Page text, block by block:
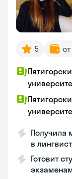
5
Получила
в
Готовит